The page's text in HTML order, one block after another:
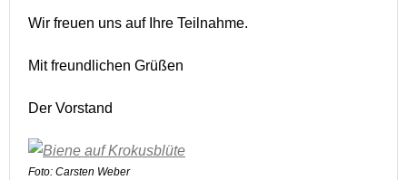
Wir freuen uns auf Ihre Teilnahme.
Mit freundlichen Grüßen
Der Vorstand
Foto: Carsten Weber